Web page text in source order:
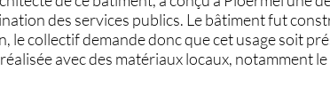
des services publics. Le bâtiment fut
le collectif demande donc que cet usage soit
avec des matériaux locaux, notamment